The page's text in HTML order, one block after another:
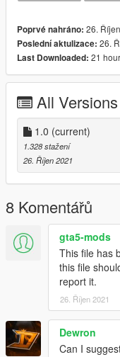
Poprvé nahráno: 26.
Poslední aktulizace: 26.
Last Downloaded: 21
All Versions
1.0 (current)
1.328 stažení
26. Říjen 2021
8 Komentářů
gta5-mods
This file has
this file
report it.
26. Říjen 2021
Dewron
Can I